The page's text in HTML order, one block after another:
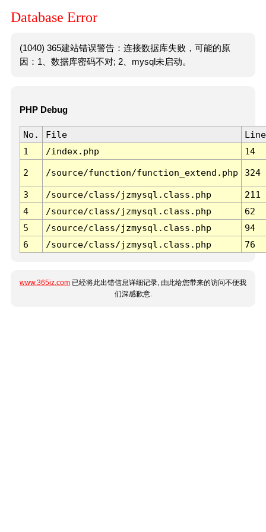
Database Error
(1040) 365建站错误警告：连接数据库失败，可能的原
因：1、数据库密码不对; 2、mysql未启动。
PHP Debug
No. File
Line
1
/index.php 14
2 /source/function/function_extend.php 324
3 /source/class/jzmysql.class.php
211
4
/source/class/jzmysql.class.php
62
5
/source/class/jzmysql.class.php
94
6
/source/class/jzmysql.class.php 76
www.365jz.com 已经将此出错信息详细记录, 由此给您带来的访问不便我
们深感歉意.